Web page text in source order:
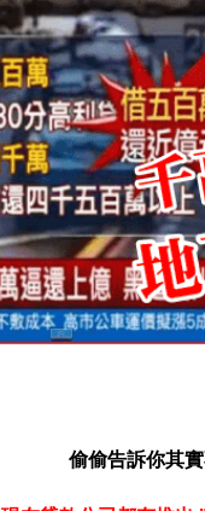
偷偷告訴你其